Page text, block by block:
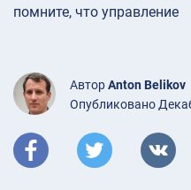
помните, что управление
АвторAnton Belikov
Опубликовано